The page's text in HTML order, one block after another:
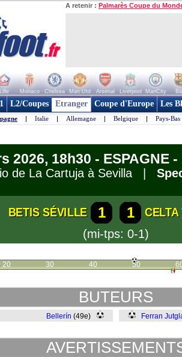
A retenir : Palmarès Coupe du
Lille Monaco Chelsea Man Utd Arsenal Liverpool ManCity
L2/Coupes Etranger Coupe d'Europe Les
| Italie | Allemagne | Belgique | Pays-Bas
2026, 18h30 - ESPAGNE
de La Cartuja à Sevilla |
BETIS SÉVILLE 1 1
(mi-tps: 0-1)
20 30 40 50
BUTEURS
Bellerín (49e) Ferran